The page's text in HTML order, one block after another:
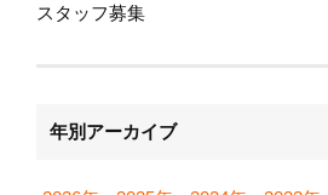
スタッフ募集
年別アーカイブ